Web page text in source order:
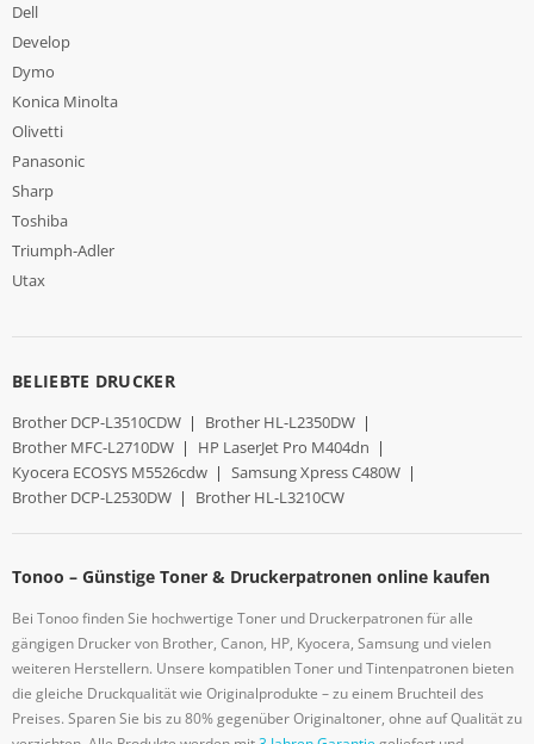
Dell
Develop
Dymo
Konica Minolta
Olivetti
Panasonic
Sharp
Toshiba
Triumph-Adler
Utax
BELIEBTE DRUCKER
Brother DCP-L3510CDW | Brother HL-L2350DW |
Brother MFC-L2710DW | HP LaserJet Pro M404dn |
Kyocera ECOSYS M5526cdw | Samsung Xpress C480W |
Brother DCP-L2530DW | Brother HL-L3210CW
Tonoo – Günstige Toner & Druckerpatronen online kaufen
Bei Tonoo finden Sie hochwertige Toner und Druckerpatronen für alle
gängigen Drucker von Brother, Canon, HP, Kyocera, Samsung und vielen
weiteren Herstellern. Unsere kompatiblen Toner und Tintenpatronen bieten
die gleiche Druckqualität wie Originalprodukte – zu einem Bruchteil des
Preises. Sparen Sie bis zu 80% gegenüber Originaltoner, ohne auf Qualität zu